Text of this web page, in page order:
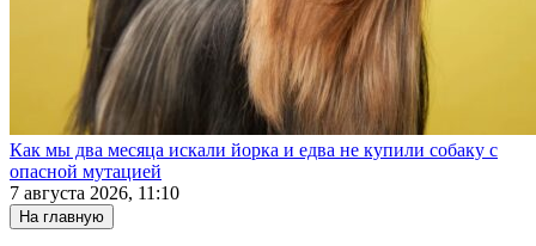
Как мы два месяца искали йорка и едва не купили собаку с
опасной мутацией
7 августа 2026, 11:10
На главную